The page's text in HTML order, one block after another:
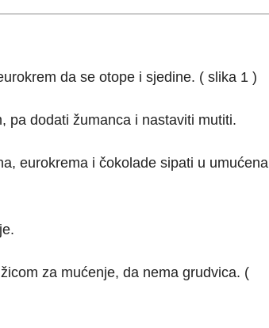
da se otope i sjedine. ( slika 1 )
pa dodati žumanca i nastaviti mutiti.
eurokrema i čokolade sipati u umućena
za mućenje, da nema grudvica. (